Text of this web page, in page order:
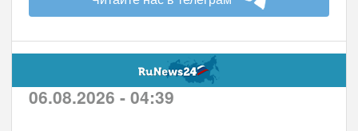
06.08.2026 - 04:39